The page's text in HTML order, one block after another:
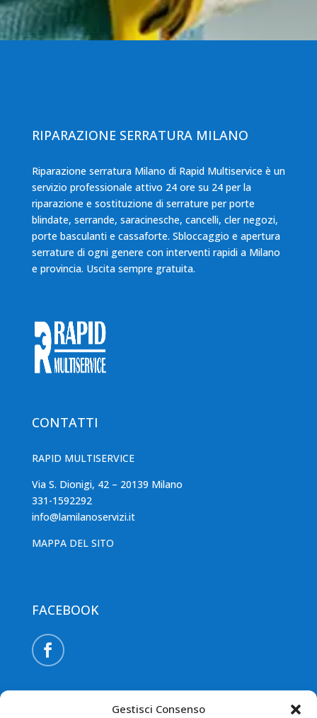
Gestisci Consenso
RIPARAZIONE SERRATURA MILANO
Riparazione serratura Milano di Rapid Multiservice è un
servizio professionale attivo 24 ore su 24 per la
riparazione e sostituzione di serrature per porte
blindate, serrande, saracinesche, cancelli, cler negozi,
porte basculanti e cassaforte. Sbloccaggio e apertura
serrature di ogni genere con interventi rapidi a Milano
e provincia. Uscita sempre gratuita.
CONTATTI
RAPID MULTISERVICE
Via S. Dionigi, 42 – 20139 Milano
331-1592292
info@lamilanoservizi.it
MAPPA DEL SITO
FACEBOOK
PAGAMENTI CON POS